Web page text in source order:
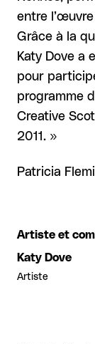
entre
Grâce à la
Katy Dove a
pour
programme
Creative
2011. »
Patricia
Artiste et
Katy Dove
Artiste